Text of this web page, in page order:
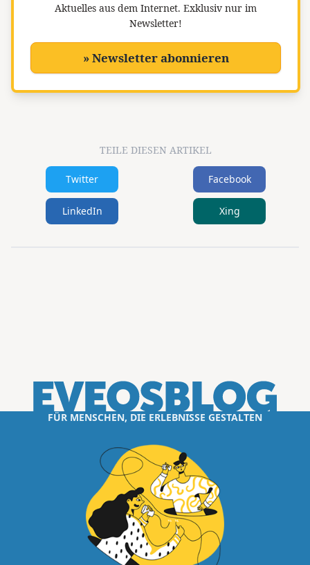
Aktuelles aus dem Internet. Exklusiv nur im
Newsletter!
» Newsletter abonnieren
TEILE DIESEN ARTIKEL
Twitter Facebook
LinkedIn Xing
FÜR MENSCHEN, DIE ERLEBNISSE GESTALTEN